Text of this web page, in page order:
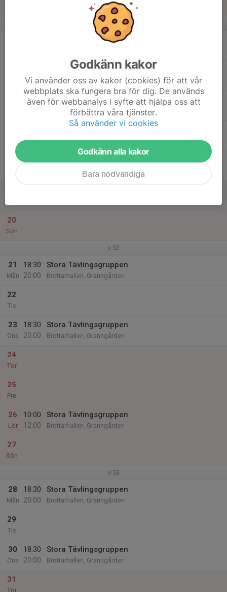
v.51
Stora Tävlingsgruppen
18:30
Stora Tävlingsgruppen
Brottarhallen, Granngården
20
Sön
v.52
21
Mån
18:30
20:00
Stora Tävlingsgruppen
Brottarhallen, Granngården
22
Tis
23
Ons
18:30
20:00
Stora Tävlingsgruppen
Brottarhallen, Granngården
24
Tor
25
Fre
26
Lör
10:00
12:00
Stora Tävlingsgruppen
Brottarhallen, Granngården
27
Sön
v.53
28
Mån
18:30
20:00
Stora Tävlingsgruppen
Brottarhallen, Granngården
29
Tis
30
Ons
18:30
20:00
Stora Tävlingsgruppen
Brottarhallen, Granngården
31
Tor
Godkänn kakor
Vi använder oss av kakor (cookies) för att vår
webbplats ska fungera bra för dig. De används
även för webbanalys i syfte att hjälpa oss att
förbättra våra tjänster.
Så använder vi cookies
Godkänn alla kakor
Bara nödvändiga